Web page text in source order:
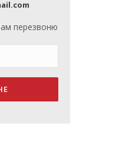
перезвоню